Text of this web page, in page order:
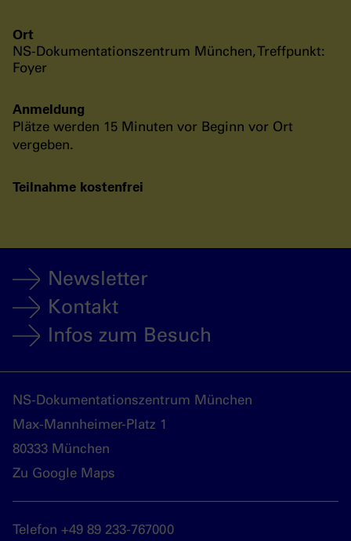
Ort
NS-Dokumentationszentrum München, Treffpunkt:
Foyer
Anmeldung
Plätze werden 15 Minuten vor Beginn vor Ort
vergeben.
Teilnahme kostenfrei
Newsletter
Kontakt
Infos zum Besuch
NS-Dokumentationszentrum München
Max-Mannheimer-Platz 1
80333 München
Zu Google Maps
Telefon +49 89 233-767000